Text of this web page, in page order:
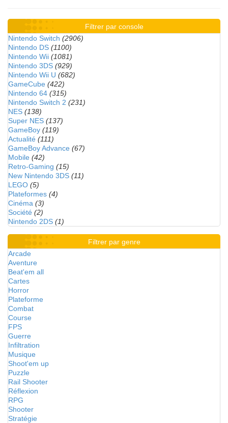
Filtrer par console
Nintendo Switch (2906)
Nintendo DS (1100)
Nintendo Wii (1081)
Nintendo 3DS (929)
Nintendo Wii U (682)
GameCube (422)
Nintendo 64 (315)
Nintendo Switch 2 (231)
NES (138)
Super NES (137)
GameBoy (119)
Actualité (111)
GameBoy Advance (67)
Mobile (42)
Retro-Gaming (15)
New Nintendo 3DS (11)
LEGO (5)
Plateformes (4)
Cinéma (3)
Société (2)
Nintendo 2DS (1)
Filtrer par genre
Arcade
Aventure
Beat'em all
Cartes
Horror
Plateforme
Combat
Course
FPS
Guerre
Infiltration
Musique
Shoot'em up
Puzzle
Rail Shooter
Réflexion
RPG
Shooter
Stratégie